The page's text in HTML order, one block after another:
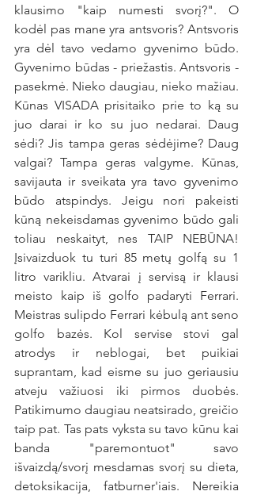
klausimo "kaip numesti svorį?". O
kodėl pas mane yra antsvoris? Antsvoris
yra dėl tavo vedamo gyvenimo būdo.
Gyvenimo būdas - priežastis. Antsvoris -
pasekmė. Nieko daugiau, nieko mažiau.
Kūnas VISADA prisitaiko prie to ką su
juo darai ir ko su juo nedarai. Daug
sėdi? Jis tampa geras sėdėjime? Daug
valgai? Tampa geras valgyme. Kūnas,
savijauta ir sveikata yra tavo gyvenimo
būdo atspindys. Jeigu nori pakeisti
kūną nekeisdamas gyvenimo būdo gali
toliau neskaityt, nes TAIP NEBŪNA!
Įsivaizduok tu turi 85 metų golfą su 1
litro varikliu. Atvarai į servisą ir klausi
meisto kaip iš golfo padaryti Ferrari.
Meistras sulipdo Ferrari kėbulą ant seno
golfo bazės. Kol servise stovi gal
atrodys ir neblogai, bet puikiai
suprantam, kad eisme su juo geriausiu
atveju važiuosi iki pirmos duobės.
Patikimumo daugiau neatsirado, greičio
taip pat. Tas pats vyksta su tavo kūnu kai
banda "paremontuot" savo
išvaizdą/svorį mesdamas svorį su dieta,
detoksikacija, fatburner'iais. Nereikia